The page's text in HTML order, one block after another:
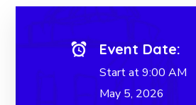
Event Date:
Start at 9:00 AM
May 5, 2026